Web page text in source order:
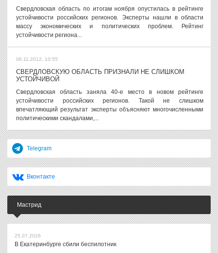
Свердловская область по итогам ноября опустилась в рейтинге
устойчивости российских регионов. Эксперты нашли в области
массу экономических и политических проблем. Рейтинг
устойчивости региона...
06.11.2012, 10:55
СВЕРДЛОВСКУЮ ОБЛАСТЬ ПРИЗНАЛИ НЕ СЛИШКОМ
УСТОЙЧИВОЙ
Свердловская область заняла 40-е место в новом рейтинге
устойчивости российских регионов. Такой не слишком
впечатляющий результат эксперты объясняют многочисленными
политическими скандалами,...
Telegram
Вконтакте
Мастрид
25.07.2026
В Екатеринбурге сбили беспилотник